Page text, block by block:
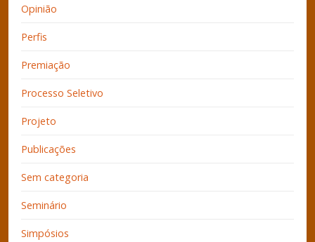
Opinião
Perfis
Premiação
Processo Seletivo
Projeto
Publicações
Sem categoria
Seminário
Simpósios